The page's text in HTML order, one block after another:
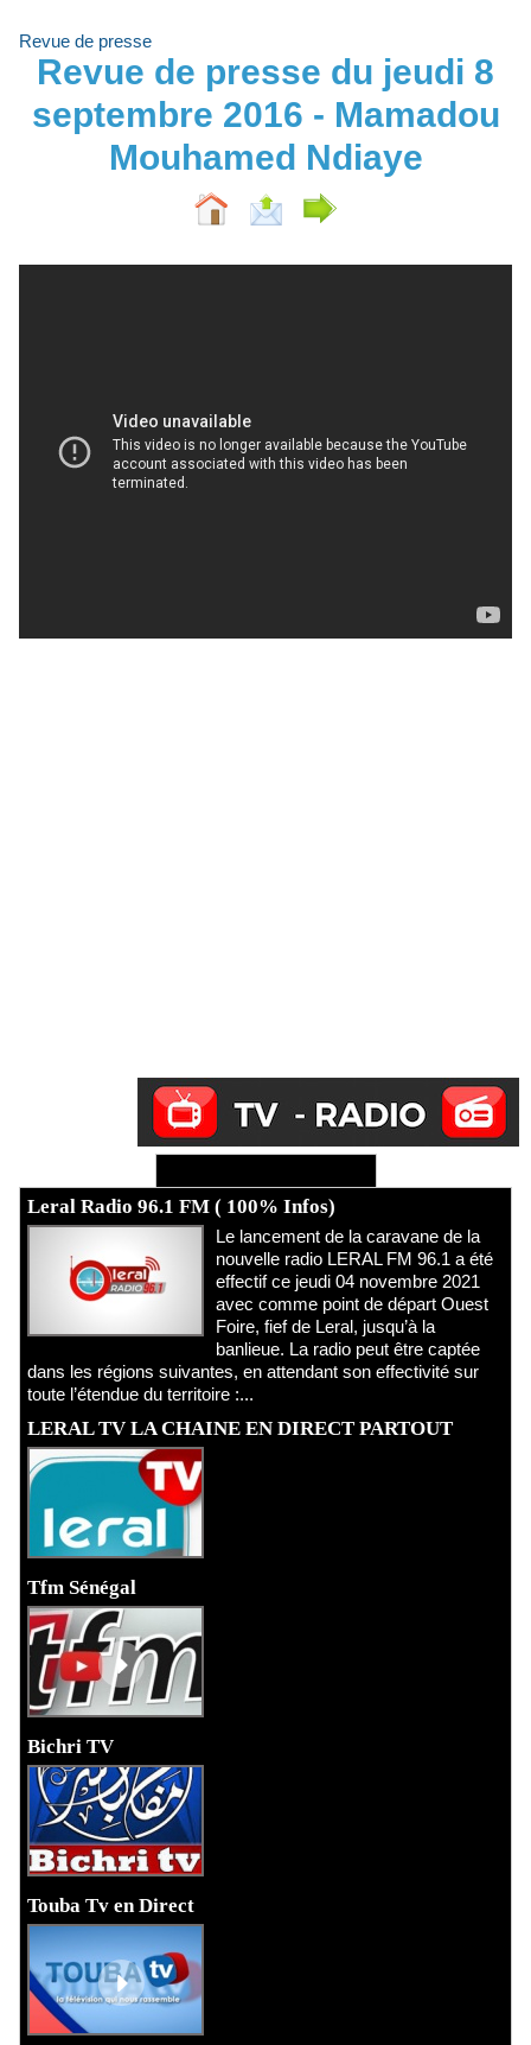
Revue de presse
Revue de presse du jeudi 8
septembre 2016 - Mamadou
Mouhamed Ndiaye
Leral Radio 96.1 FM ( 100% Infos)
Le lancement de la caravane de la
nouvelle radio LERAL FM 96.1 a été
effectif ce jeudi 04 novembre 2021
avec comme point de départ Ouest
Foire, fief de Leral, jusqu’à la
banlieue. La radio peut être captée
dans les régions suivantes, en attendant son effectivité sur
toute l’étendue du territoire :...
LERAL TV LA CHAINE EN DIRECT PARTOUT
Tfm Sénégal
Bichri TV
Touba Tv en Direct